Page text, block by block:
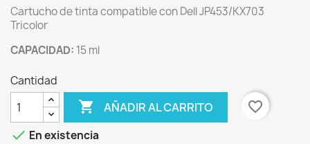
Cartucho de tinta compatible con Dell JP453/KX703
Tricolor
CAPACIDAD: 15 ml
Cantidad
 AÑADIR AL CARRITO
favorite_border
 En existencia